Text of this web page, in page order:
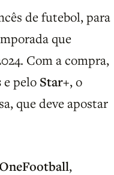
de futebol, para
que
Com a compra,
e pelo Star+, o
que deve apostar
OneFootball,